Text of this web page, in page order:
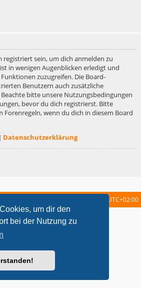
um dir den
bei der Nutzung zu
registriert sein, um dich anmelden zu
in wenigen Augenblicken erledigt und
zuzugreifen. Die Board-
Benutzern auch zusätzliche
bitte unsere Nutzungsbedingungen
bevor du dich registrierst. Bitte
Forenregeln, wenn du dich in diesem Board
| Datenschutzerklärung
UTC+02:00
Seguin Updated for phpBB3.2 by
® Forum Software © phpBB Limited
Übersetzung durch